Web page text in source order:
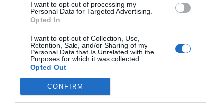
I want to opt-out of processing my
Personal Data for Targeted Advertising.
Opted In
I want to opt-out of Collection, Use,
Retention, Sale, and/or Sharing of my
Personal Data that Is Unrelated with the
Purposes for which it was collected.
Opted Out
CONFIRM
Previous article
Μια νέα έρευνα για τα οφέλη της άσκησης
Next article
Η εμφάνιση του Roger Federer στο US Open